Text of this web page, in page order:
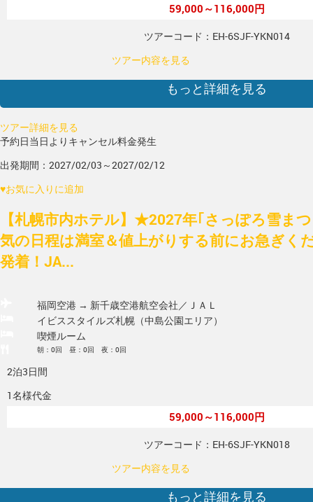
59,000～116,000円
ツアーコード：EH-6SJF-YKN014
ツアー内容を見る
もっと詳細を見る
ツアー詳細を見る
予約日当日よりキャンセル料金発生
出発期間：2027/02/03～2027/02/12
♥お気に入りに追加
【札幌市内ホテル】★2027年｢さっぽろ雪ま
気の日程は満室＆値上がりする前にお急ぎく
発着！JA...
福岡空港 → 新千歳空港航空会社／ＪＡＬ
イビススタイルズ札幌（中島公園エリア）
喫煙ルーム
朝：0回 昼：0回 夜：0回
2泊3日間
1名様代金
59,000～116,000円
ツアーコード：EH-6SJF-YKN018
ツアー内容を見る
もっと詳細を見る